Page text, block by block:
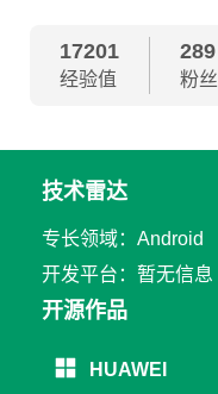
17201
经验值
289
粉丝
技术雷达
专长领域：Android
开发平台：暂无信息
开源作品
HUAWEI